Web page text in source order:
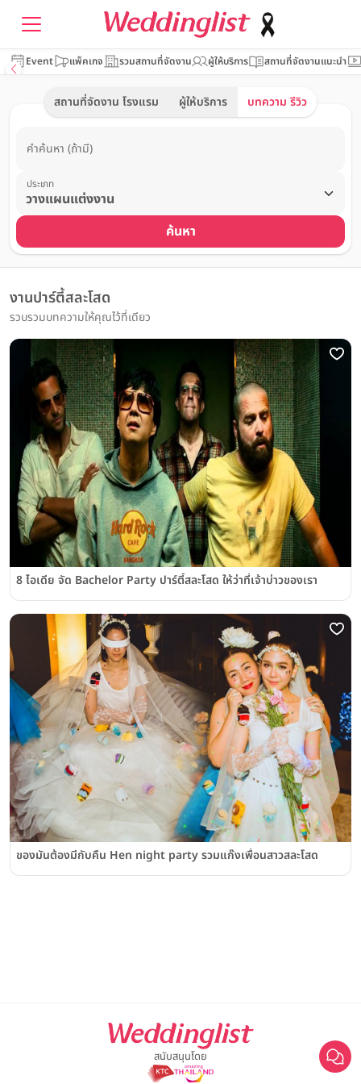
Event แพ็คเกจ รวมสถานที่จัดงาน ผู้ให้บริการ สถานที่จัดงานแนะนำ
สถานที่จัดงาน โรงแรม ผู้ให้บริการ บทความ รีวิว
คำค้นหา (ถ้ามี)
ประเภท
ค้นหา
งานปาร์ตี้สละโสด
รวบรวมบทความให้คุณไว้ที่เดียว
8 ไอเดีย จัด Bachelor Party ปาร์ตี้สละโสด ให้ว่าที่เจ้าบ่าวของเรา
ของมันต้องมีกับคืน Hen night party รวมแก๊งเพื่อนสาวสละโสด
สนับสนุนโดย